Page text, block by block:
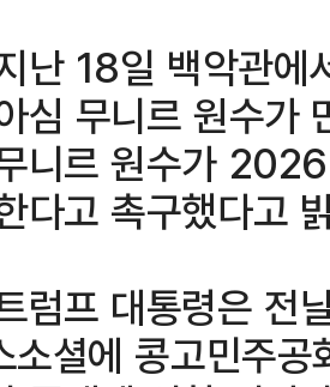
난 18일 백악관에
심 무니르 원수가
니르 원수가
다고 촉구했다고
럼프 대통령은 전
셜에 콩고민주